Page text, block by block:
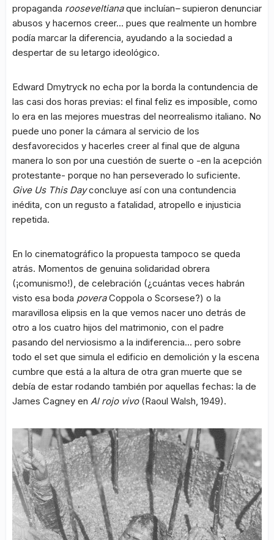
propaganda rooseveltianaque incluían–supieron denunciar
abusos y hacernos creer… pues que realmente un hombre
podía marcar la diferencia, ayudando a la sociedad a
despertar de su letargo ideológico.
Edward Dmytryck no echa por la borda la contundencia de
las casi dos horas previas: el final feliz es imposible, como
lo era en las mejores muestras del neorrealismo italiano. No
puede uno poner la cámara al servicio de los
desfavorecidos y hacerles creer al final que de alguna
manera lo son por una cuestión de suerte o -en la acepción
protestante- porque no han perseverado lo suficiente.
Give Us This Dayconcluye así con una contundencia
inédita, con un regusto a fatalidad, atropello e injusticia
repetida.
En lo cinematográfico la propuesta tampoco se queda
atrás. Momentos de genuina solidaridad obrera
(¡comunismo!), de celebración (¿cuántas veces habrán
visto esa boda poveraCoppola o Scorsese?) o la
maravillosa elipsis en la que vemos nacer uno detrás de
otro a los cuatro hijos del matrimonio, con el padre
pasando del nerviosismo a la indiferencia… pero sobre
todo el set que simula el edificio en demolición y la escena
cumbre que está a la altura de otra gran muerte que se
debía de estar rodando también por aquellas fechas: la de
James Cagney en Al rojo vivo (Raoul Walsh, 1949).